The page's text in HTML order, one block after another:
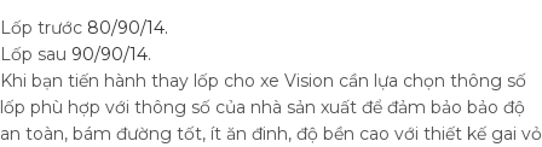
Lốp trước 80/90/14.
Lốp sau 90/90/14.
Khi bạn tiến hành thay lốp cho xe Vision cần lựa chọn thông số
lốp phù hợp với thông số của nhà sản xuất để đảm bảo bảo độ
an toàn, bám đường tốt, ít ăn đinh, độ bền cao với thiết kế gai vỏ